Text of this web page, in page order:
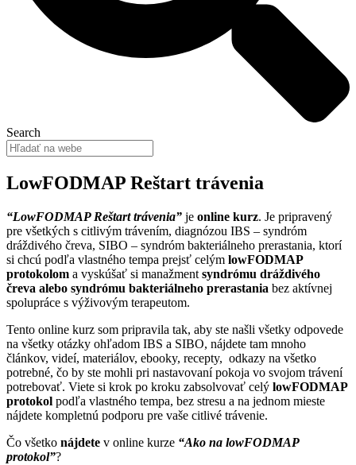
Search
LowFODMAP Reštart trávenia
“LowFODMAP Reštart trávenia” je online kurz. Je pripravený
pre všetkých s citlivým trávením, diagnózou IBS – syndróm
dráždivého čreva, SIBO – syndróm bakteriálneho prerastania, ktorí
si chcú podľa vlastného tempa prejsť celým lowFODMAP
protokolom a vyskúšať si manažment syndrómu dráždivého
čreva alebo syndrómu bakteriálneho prerastania bez aktívnej
spolupráce s výživovým terapeutom.
Tento online kurz som pripravila tak, aby ste našli všetky odpovede
na všetky otázky ohľadom IBS a SIBO, nájdete tam mnoho
článkov, videí, materiálov, ebooky, recepty, odkazy na všetko
potrebné, čo by ste mohli pri nastavovaní pokoja vo svojom trávení
potrebovať. Viete si krok po kroku zabsolvovať celý lowFODMAP
protokol podľa vlastného tempa, bez stresu a na jednom mieste
nájdete kompletnú podporu pre vaše citlivé trávenie.
Čo všetko nájdete v online kurze “Ako na lowFODMAP
protokol”?